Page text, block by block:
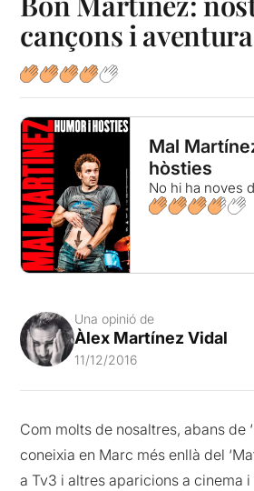
cançons i aventura
Mal
hòsties
No hi ha noves
Una opinió de
Àlex Martínez Vidal
11/12/2016
Com molts de nosaltres, abans de
coneixia en Marc més enllà del
a Tv3 i altres aparicions a cinema